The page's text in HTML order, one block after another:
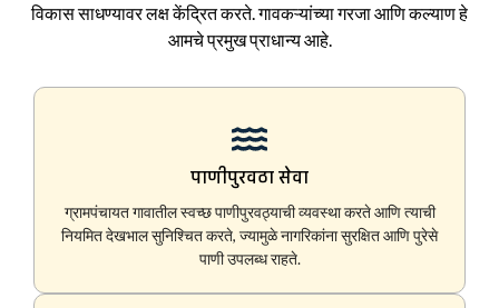
विकास साधण्यावर लक्ष केंद्रित करते. गावकऱ्यांच्या गरजा आणि कल्याण हे
आमचे प्रमुख प्राधान्य आहे.
पाणीपुरवठा सेवा
ग्रामपंचायत गावातील स्वच्छ पाणीपुरवठ्याची व्यवस्था करते आणि त्याची
नियमित देखभाल सुनिश्चित करते, ज्यामुळे नागरिकांना सुरक्षित आणि पुरेसे
पाणी उपलब्ध राहते.